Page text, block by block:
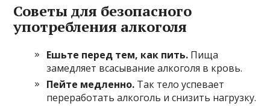
Советы для безопасного
употребления алкоголя
Ешьте перед тем, как пить. Пища
замедляет всасывание алкоголя в кровь.
Пейте медленно. Так тело успевает
переработать алкоголь и снизить нагрузку.